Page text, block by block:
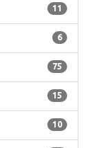
11
6
75
15
10